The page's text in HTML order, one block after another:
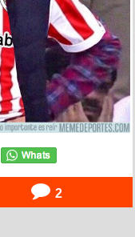
2